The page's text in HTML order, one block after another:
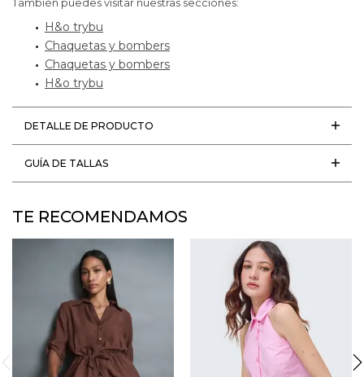
H&o trybu
Chaquetas y bombers
Chaquetas y bombers
H&o trybu
DETALLE DE PRODUCTO
GUÍA DE TALLAS
TE RECOMENDAMOS